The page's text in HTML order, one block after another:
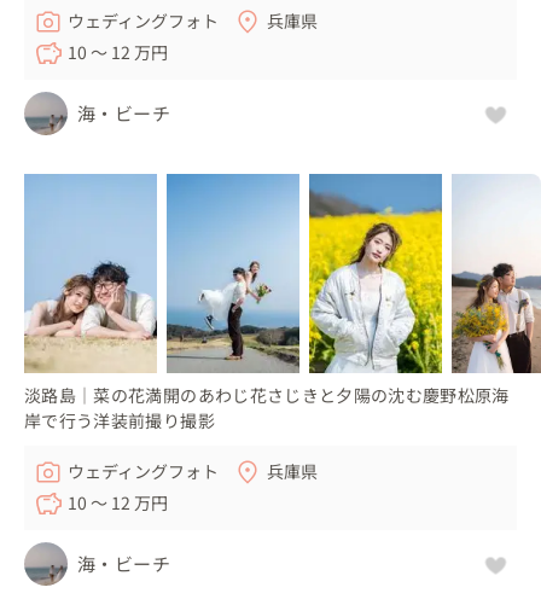
※現在お支度部屋（アトリエ）は場所を移転致しましたの
で、上記のスケジュールとはご案内が異なりますが、お支
ウェディングフォト
兵庫県
10 〜 12 万円
海・ビーチ
淡路島｜菜の花満開のあわじ花さじきと夕陽の沈む慶野松原海
岸で行う洋装前撮り撮影
ウェディングフォト
兵庫県
10 〜 12 万円
海・ビーチ